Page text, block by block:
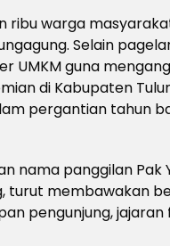
ribu warga
Selain
UMKM guna
di Kabupaten
pergantian tahun
nama panggilan Pak
turut membawakan
pengunjung,